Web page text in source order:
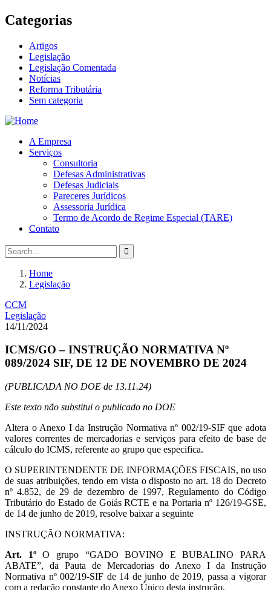
Categorias
Artigos
Legislação
Legislação Comentada
Notícias
Reforma Tributária
Sem categoria
A Empresa
Serviços
Consultoria
Defesas Administrativas
Defesas Judiciais
Pareceres Jurídicos
Assessoria Jurídica
Termo de Acordo de Regime Especial (TARE)
Contato
Home
Legislação
CCM
Legislação
14/11/2024
ICMS/GO – INSTRUÇÃO NORMATIVA Nº
089/2024 SIF, DE 12 DE NOVEMBRO DE 2024
(PUBLICADA NO DOE de 13.11.24)
Este texto não substitui o publicado no DOE
Altera o Anexo I da Instrução Normativa nº 002/19-SIF que adota
valores correntes de mercadorias e serviços para efeito de base de
cálculo do ICMS, referente ao grupo que especifica.
O SUPERINTENDENTE DE INFORMAÇÕES FISCAIS, no uso
de suas atribuições, tendo em vista o disposto no art. 18 do Decreto
nº 4.852, de 29 de dezembro de 1997, Regulamento do Código
Tributário do Estado de Goiás RCTE e na Portaria nº 126/19-GSE,
de 14 de junho de 2019, resolve baixar a seguinte
INSTRUÇÃO NORMATIVA:
Art. 1ºO grupo “GADO BOVINO E BUBALINO PARA
ABATE”, da Pauta de Mercadorias do Anexo I da Instrução
Normativa nº 002/19-SIF de 14 de junho de 2019, passa a vigorar
com a redação constante do Anexo Único desta instrução.